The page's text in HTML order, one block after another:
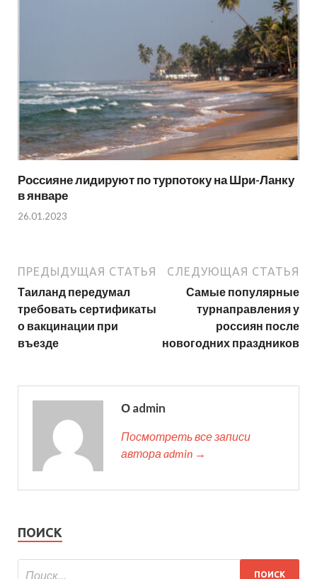
Россияне лидируют по турпотоку на Шри-Ланку
в январе
26.01.2023
ПРЕДЫДУЩАЯ СТАТЬЯ
Таиланд передумал
требовать сертификаты
о вакцинации при
въезде
СЛЕДУЮЩАЯ СТАТЬЯ
Самые популярные
турнаправления у
россиян после
новогодних праздников
О admin
Посмотреть все записи
автора admin →
ПОИСК